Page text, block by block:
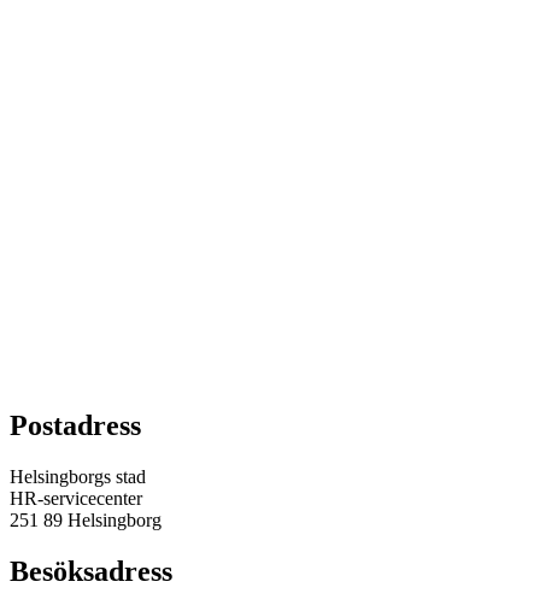
Postadress
Helsingborgs stad
HR-servicecenter
251 89 Helsingborg
Besöksadress